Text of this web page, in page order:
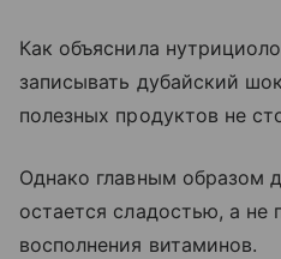
Как объяснила
записывать дубайский
полезных продуктов не
Однако главным образом
остается сладостью, а не
восполнения витаминов.